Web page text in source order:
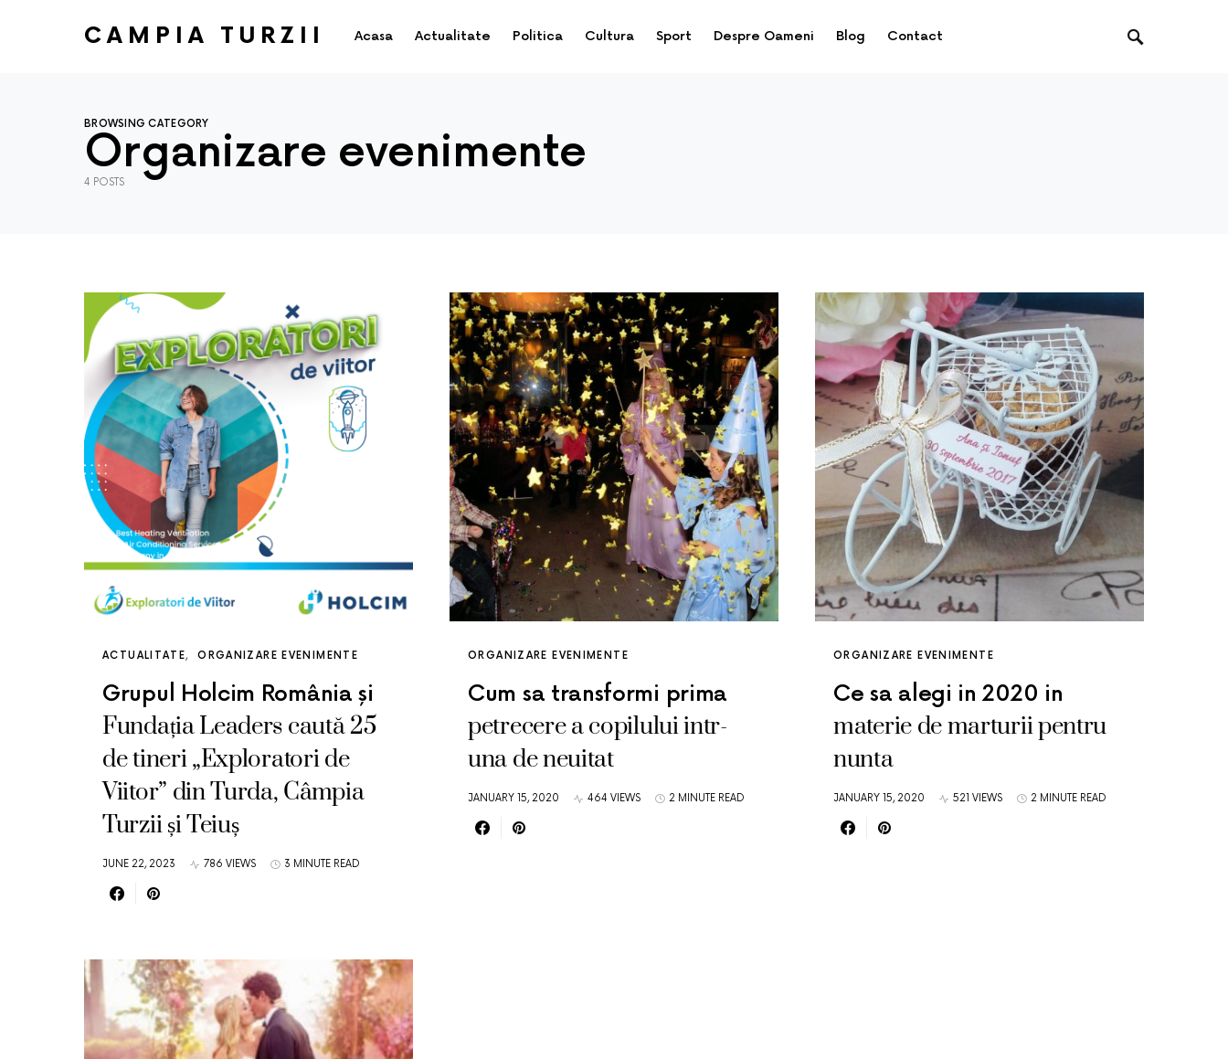
CAMPIA TURZII Acasa Actualitate Politica Cultura Sport Despre Oameni Blog Contact
BROWSING CATEGORY
Organizare evenimente
4 POSTS
ACTUALITATE ORGANIZARE EVENIMENTE
Grupul Holcim România și
Fundația Leaders caută 25
de tineri „Exploratori de
Viitor” din Turda, Câmpia
Turzii și Teiuș
JUNE 22, 2023 786 VIEWS 3 MINUTE READ
ORGANIZARE EVENIMENTE
Cum sa transformi prima
petrecere a copilului intr-
una de neuitat
JANUARY 15, 2020 464 VIEWS 2 MINUTE READ
ORGANIZARE EVENIMENTE
Ce sa alegi in 2020 in
materie de marturii pentru
nunta
JANUARY 15, 2020 521 VIEWS 2 MINUTE READ